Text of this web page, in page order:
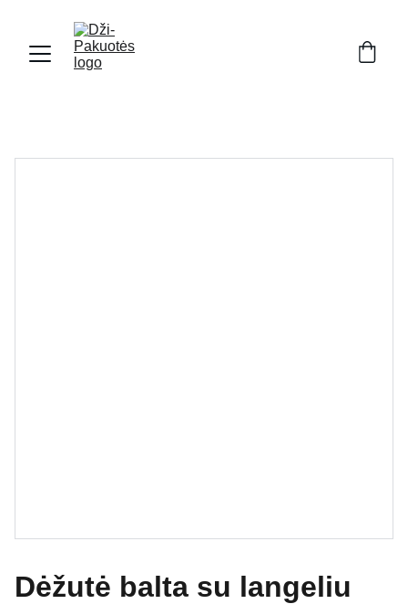
Dėžutė balta su langeliu